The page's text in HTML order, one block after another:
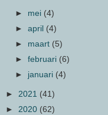
► mei (4)
►april (4)
► maart (5)
►februari (6)
► januari (4)
► 2021 (41)
► 2020 (62)